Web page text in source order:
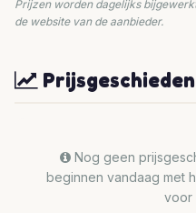
Prijzen worden dagelijks
de website van de aanbieder.
Nog geen
beginnen vandaag met
voor